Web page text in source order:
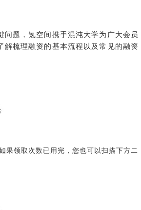
题，氪空间携手混沌大学为广大会员
解梳理融资的基本流程以及常见的融资
果领取次数已用完，您也可以扫描下方二